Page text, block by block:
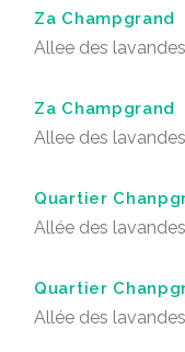
Za Champgrand
Allee des lavandes
Za Champgrand
Allee des lavandes
Quartier
Allée des lavandes
Quartier
Allée des lavandes